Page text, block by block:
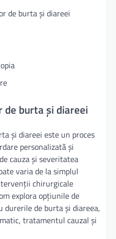
de burta și diareei
burta și diareei
și diareei este un proces
personalizată și
cauza și severitatea
varia de la simplul
chirurgicale
explora opțiunile de
de burta și diareea,
tratamentul cauzal și